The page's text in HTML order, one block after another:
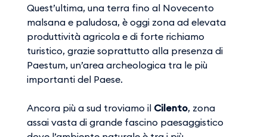
Quest’ultima, una terra fino al Novecento
malsana e paludosa, è oggi zona ad elevata
produttività agricola e di forte richiamo
turistico, grazie soprattutto alla presenza di
Paestum, un’area archeologica tra le più
importanti del Paese.
Ancora più a sud troviamo il Cilento, zona
assai vasta di grande fascino paesaggistico